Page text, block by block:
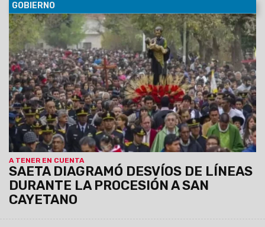
GOBIERNO
A TENER EN CUENTA
SAETA DIAGRAMÓ DESVÍOS DE LÍNEAS
DURANTE LA PROCESIÓN A SAN
CAYETANO
09/08/2026 También incluye las paradas que una vez
finalizada la procesión volverán a su ubicación habitual.